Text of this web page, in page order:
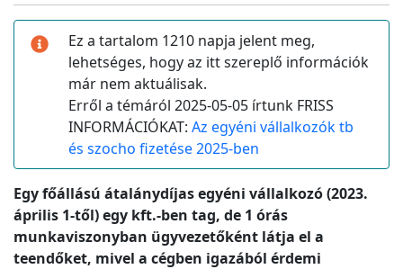
Ez a tartalom 1210 napja jelent meg,
lehetséges, hogy az itt szereplő információk
már nem aktuálisak.
Erről a témáról 2025-05-05 írtunk FRISS
INFORMÁCIÓKAT: Az egyéni vállalkozók tb
és szocho fizetése 2025-ben
Egy főállású átalánydíjas egyéni vállalkozó (2023.
április 1-től) egy kft.-ben tag, de 1 órás
munkaviszonyban ügyvezetőként látja el a
teendőket, mivel a cégben igazából érdemi